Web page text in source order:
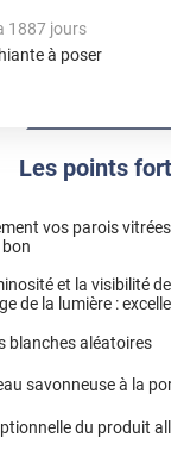
Les points
vos parois
et la visibilité
de la lumière :
blanches aléatoires
savonneuse à la
du produit
1887 jours
à poser